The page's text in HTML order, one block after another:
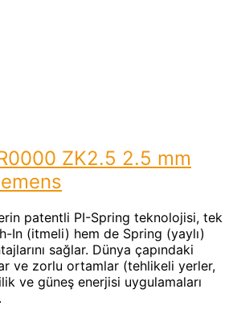
ZK2.5 2.5 mm
patentli PI-Spring teknolojisi, tek
In (itmeli) hem de Spring (yaylı)
sağlar. Dünya çapındaki
ve zorlu ortamlar (tehlikeli yerler,
ve güneş enerjisi uygulamaları